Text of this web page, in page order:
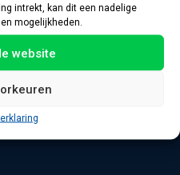
intrekt, kan dit een nadelige
mogelijkheden.
website
Oevers 11
8331 VC Steenwijk
Nederland
info@appelbouw.nl